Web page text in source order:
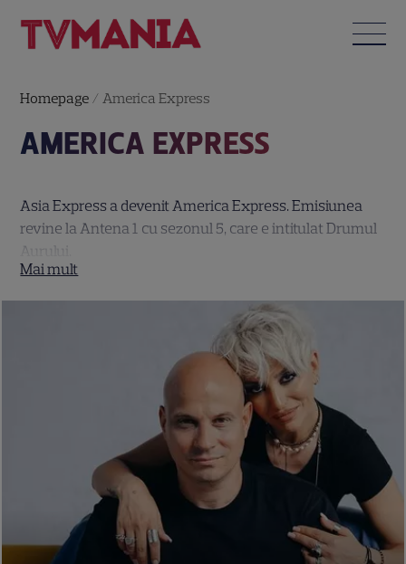
Homepage / America Express
AMERICA EXPRESS
Asia Express a devenit America Express. Emisiunea
revine la Antena 1 cu sezonul 5, care e intitulat Drumul
Aurului.
însoțită în această aventură de Oase și Marius Damian –
ei vor povesti telespectatorilor despre specificul zonelor
în care ajung, despre obiceiurile și ineditul lor și le vor
arăta Mexicul, Guatemala și Columbia dintr-o cu totul
Întreaga aventură America Express poate fi urmărită la
Antena 1 în fiecare duminică, de la ora 20:00, și luni,
marți și miercuri, de la 20:30.